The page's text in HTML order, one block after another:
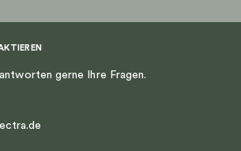
gerne Ihre Fragen.